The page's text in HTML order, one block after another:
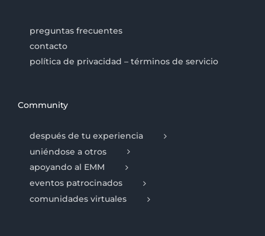
preguntas frecuentes
contacto
política de privacidad – términos de servicio
Community
después de tu experiencia
uniéndose a otros
apoyando al EMM
eventos patrocinados
comunidades virtuales